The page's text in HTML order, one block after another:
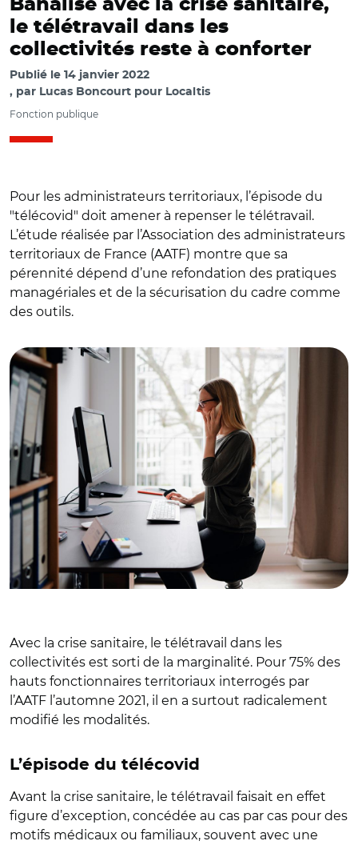
Banalisé avec la crise sanitaire,
le télétravail dans les
collectivités reste à conforter
Publié le 14 janvier 2022
par Lucas Boncourt pour Localtis
Fonction publique
Pour les administrateurs territoriaux, l’épisode du
"télécovid" doit amener à repenser le télétravail.
L’étude réalisée par l’Association des administrateurs
territoriaux de France (AATF) montre que sa
pérennité dépend d’une refondation des pratiques
managériales et de la sécurisation du cadre comme
des outils.
Avec la crise sanitaire, le télétravail dans les
collectivités est sorti de la marginalité. Pour 75% des
hauts fonctionnaires territoriaux interrogés par
l’AATF l’automne 2021, il en a surtout radicalement
modifié les modalités.
L’épisode du télécovid
Avant la crise sanitaire, le télétravail faisait en effet
figure d’exception, concédée au cas par cas pour des
motifs médicaux ou familiaux, souvent avec une